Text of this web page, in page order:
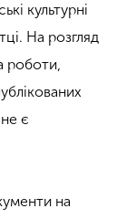
культурні
На розгляд
роботи,
є
на